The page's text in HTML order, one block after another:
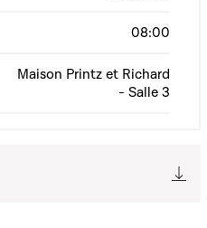
08:00
Maison Printz et Richard
- Salle 3